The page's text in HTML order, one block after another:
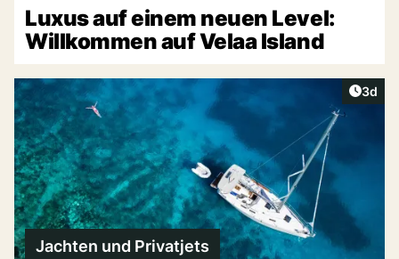
Luxus auf einem neuen Level:
Willkommen auf Velaa Island
3d
Jachten und Privatjets